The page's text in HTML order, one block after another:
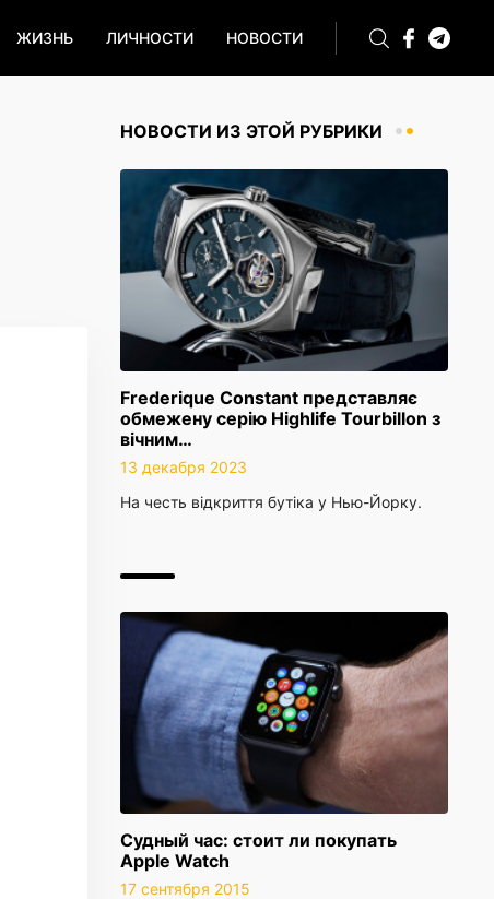
ЖИЗНЬ ЛИЧНОСТИ НОВОСТИ
НОВОСТИ ИЗ ЭТОЙ РУБРИКИ
Frederique Constant представляє
обмежену серію Highlife Tourbillon з
вічним…
13 декабря 2023
На честь відкриття бутіка у Нью-Йорку.
Судный час: стоит ли покупать
Apple Watch
17 сентября 2015